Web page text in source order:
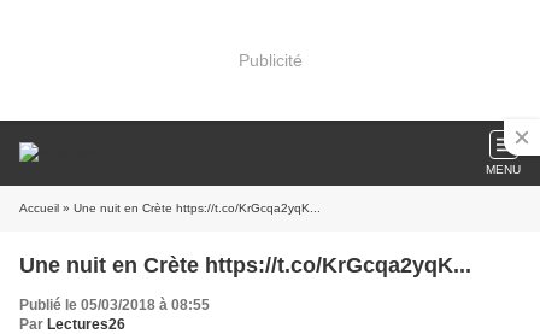
Publicité
MENU
Accueil » Une nuit en Crète https://t.co/KrGcqa2yqK...
Une nuit en Crète https://t.co/KrGcqa2yqK...
Publié le 05/03/2018 à 08:55
Par Lectures26